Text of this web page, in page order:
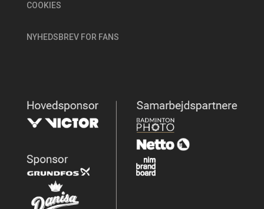
COOKIES
NYHEDSBREV FOR FANS